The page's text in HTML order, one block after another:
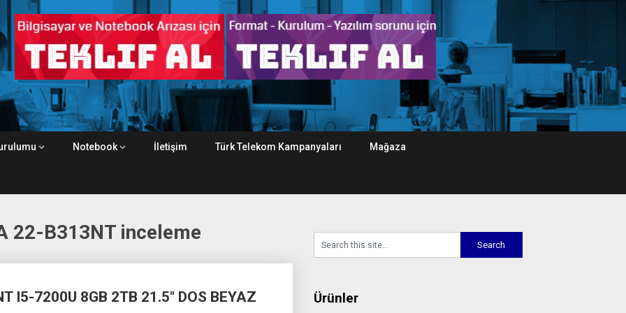
Notebook İletişim Türk Telekom Kampanyaları Mağaza
22-B313NT inceleme
I5-7200U 8GB 2TB 21.5″ DOS BEYAZ Ürünler